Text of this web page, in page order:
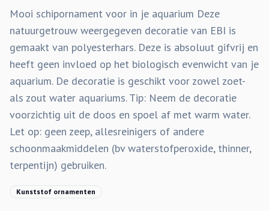
Mooi schipornament voor in je aquarium Deze
natuurgetrouw weergegeven decoratie van EBI is
gemaakt van polyesterhars. Deze is absoluut gifvrij en
heeft geen invloed op het biologisch evenwicht van je
aquarium. De decoratie is geschikt voor zowel zoet-
als zout water aquariums. Tip: Neem de decoratie
voorzichtig uit de doos en spoel af met warm water.
Let op: geen zeep, allesreinigers of andere
schoonmaakmiddelen (bv waterstofperoxide, thinner,
terpentijn) gebruiken.
Kunststof ornamenten